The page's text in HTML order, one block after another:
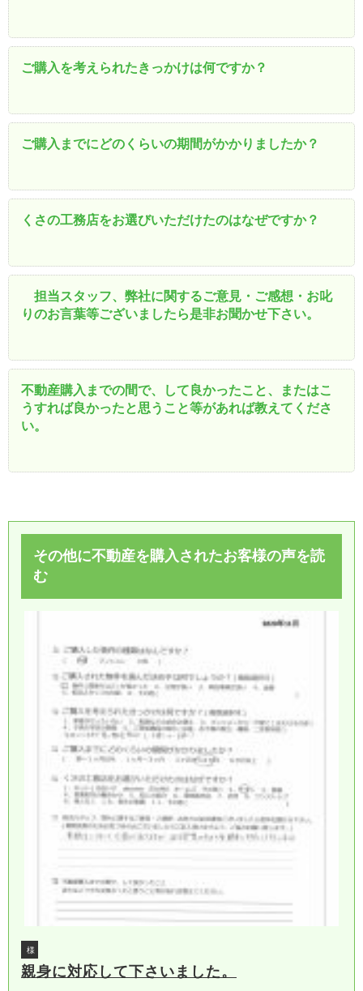
ご購入を考えられたきっかけは何ですか？
ご購入までにどのくらいの期間がかかりましたか？
くさの工務店をお選びいただけたのはなぜですか？
担当スタッフ、弊社に関するご意見・ご感想・お叱
りのお言葉等ございましたら是非お聞かせ下さい。
不動産購入までの間で、して良かったこと、またはこ
うすれば良かったと思うこと等があれば教えてくださ
い。
その他に不動産を購入されたお客様の声を読
む
様
親身に対応して下さいました。